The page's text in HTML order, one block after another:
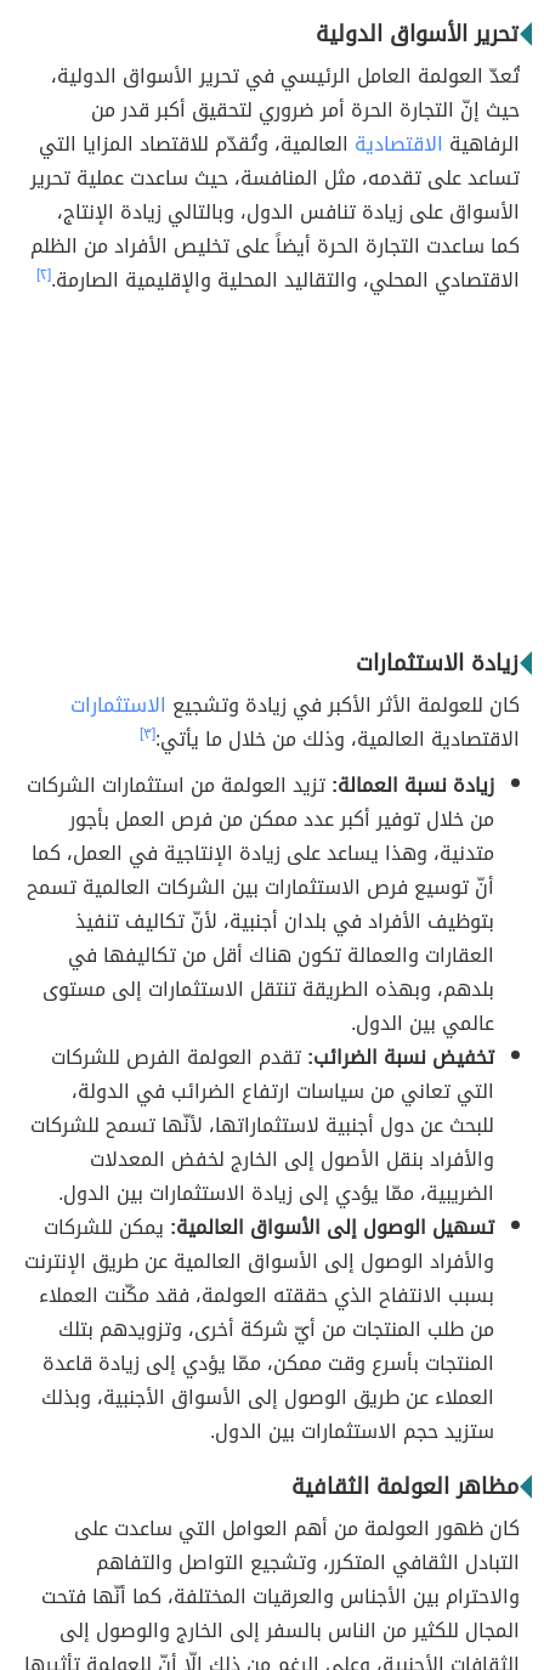
تحرير الأسواق الدولية
تُعدّ العولمة العامل الرئيسي في تحرير الأسواق الدولية،
حيث إنّ التجارة الحرة أمر ضروري لتحقيق أكبر قدر من
الرفاهية الاقتصادية العالمية، وتُقدّم للاقتصاد المزايا التي
تساعد على تقدمه، مثل المنافسة، حيث ساعدت عملية تحرير
الأسواق على زيادة تنافس الدول، وبالتالي زيادة الإنتاج،
كما ساعدت التجارة الحرة أيضاً على تخليص الأفراد من الظلم
الاقتصادي المحلي، والتقاليد المحلية والإقليمية الصارمة.[٢]
زيادة الاستثمارات
كان للعولمة الأثر الأكبر في زيادة وتشجيع الاستثمارات
الاقتصادية العالمية، وذلك من خلال ما يأتي:[٣]
زيادة نسبة العمالة:تزيد العولمة من استثمارات الشركات
من خلال توفير أكبر عدد ممكن من فرص العمل بأجور
متدنية، وهذا يساعد على زيادة الإنتاجية في العمل، كما
أنّ توسيع فرص الاستثمارات بين الشركات العالمية تسمح
بتوظيف الأفراد في بلدان أجنبية، لأنّ تكاليف تنفيذ
العقارات والعمالة تكون هناك أقل من تكاليفها في
بلدهم، وبهذه الطريقة تنتقل الاستثمارات إلى مستوى
عالمي بين الدول.
تخفيض نسبة الضرائب:تقدم العولمة الفرص للشركات
التي تعاني من سياسات ارتفاع الضرائب في الدولة،
للبحث عن دول أجنبية لاستثماراتها، لأنّها تسمح للشركات
والأفراد بنقل الأصول إلى الخارج لخفض المعدلات
الضريبية، ممّا يؤدي إلى زيادة الاستثمارات بين الدول.
تسهيل الوصول إلى الأسواق العالمية: يمكن للشركات
والأفراد الوصول إلى الأسواق العالمية عن طريق الإنترنت
بسبب الانتفاح الذي حققته العولمة، فقد مكّنت العملاء
من طلب المنتجات من أيّ شركة أخرى، وتزويدهم بتلك
المنتجات بأسرع وقت ممكن، ممّا يؤدي إلى زيادة قاعدة
العملاء عن طريق الوصول إلى الأسواق الأجنبية، وبذلك
ستزيد حجم الاستثمارات بين الدول.
مظاهر العولمة الثقافية
كان ظهور العولمة من أهم العوامل التي ساعدت على
التبادل الثقافي المتكرر، وتشجيع التواصل والتفاهم
والاحترام بين الأجناس والعرقيات المختلفة، كما أنّها فتحت
المجال للكثير من الناس بالسفر إلى الخارج والوصول إلى